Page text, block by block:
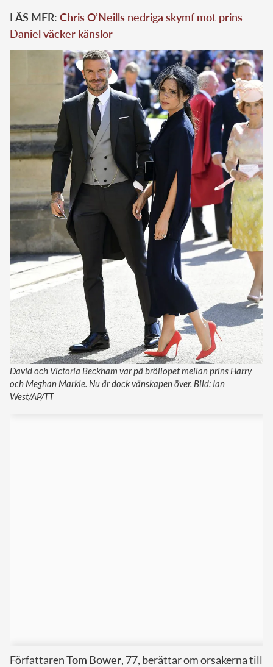
LÄS MER: Chris O’Neills nedriga skymf mot prins
Daniel väcker känslor
David och Victoria Beckham var på bröllopet mellan prins Harry
och Meghan Markle. Nu är dock vänskapen över. Bild: Ian
West/AP/TT
FörfattarenTom Bower, 77, berättar om orsakerna till